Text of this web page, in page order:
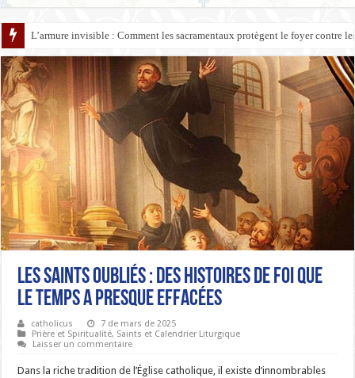
L’armure invisible : Comment les sacramentaux protègent le foyer contre
Les saints oubliés : Des histoires de foi que
le temps a presque effacées
catholicus
7 de mars de 2025
Prière et Spiritualité, Saints et Calendrier Liturgique
Laisser un commentaire
Dans la riche tradition de l’Église catholique, il existe d’innombrables